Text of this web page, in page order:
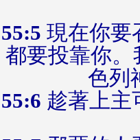
55:5 現在你要
都要投靠你
色列
55:6 趁著上主